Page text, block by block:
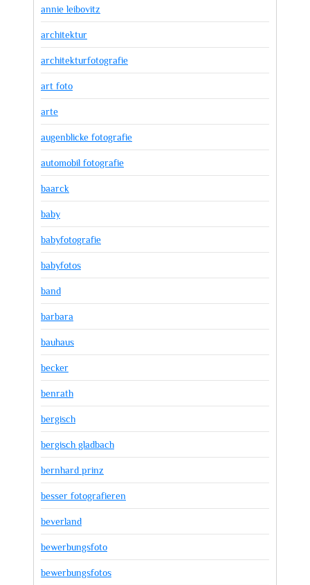
annie leibovitz
architektur
architekturfotografie
art foto
arte
augenblicke fotografie
automobil fotografie
baarck
baby
babyfotografie
babyfotos
band
barbara
bauhaus
becker
benrath
bergisch
bergisch gladbach
bernhard prinz
besser fotografieren
beverland
bewerbungsfoto
bewerbungsfotos